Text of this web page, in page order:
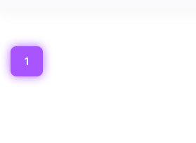
1